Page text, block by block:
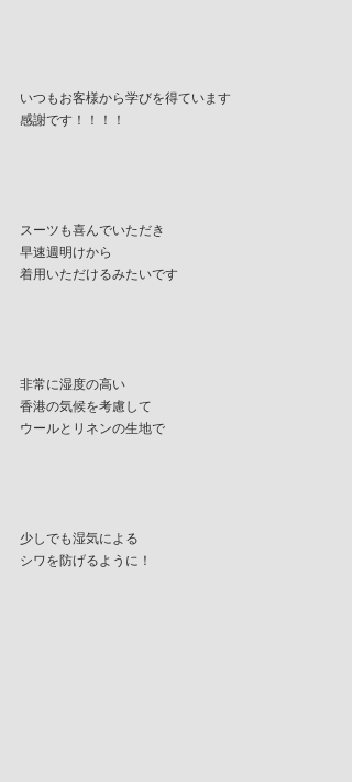
いつもお客様から学びを得ています
感謝です！！！！
スーツも喜んでいただき
早速週明けから
着用いただけるみたいです
非常に湿度の高い
香港の気候を考慮して
ウールとリネンの生地で
少しでも湿気による
シワを防げるように！